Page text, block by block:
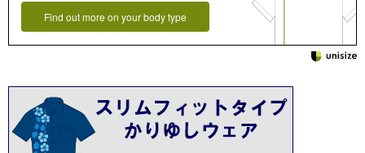
Find out more on your body type